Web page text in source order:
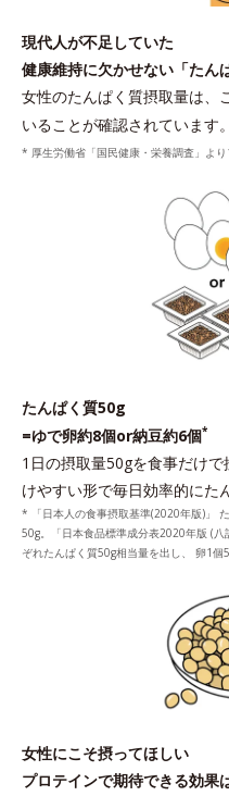
現代人が不足していた
健康維持に欠かせない「たん
女性のたんぱく質摂取量は、
いることが確認されています。
* 厚生労働省「国民健康・栄養調査」よ
たんぱく質50g
=ゆで卵約8個or納豆約6個*
1日の摂取量50gを食事だけ
けやすい形で毎日効率的にた
* 「日本人の食事摂取基準(2020年版)」
50g。「日本食品標準成分表2020年版 (
ぞれたんぱく質50g相当量を出し、 卵1個
女性にこそ摂ってほしい
プロテインで期待できる効果